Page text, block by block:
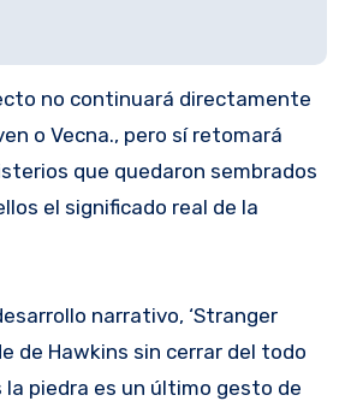
no continuará directamente
o Vecna., pero sí retomará
que quedaron sembrados
el significado real de la
narrativo, ‘Stranger
de Hawkins sin cerrar del todo
la piedra es un último gesto de